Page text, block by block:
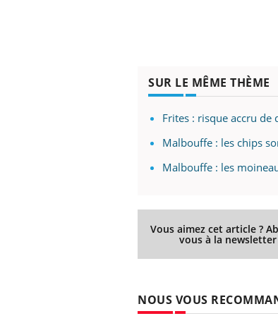
SUR LE MÊME THÈME
Frites : risque accru
Malbouffe : les chips
Malbouffe : les
Vous aimez cet article ?
vous à la newsletter
NOUS VOUS